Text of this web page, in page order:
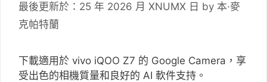
最後更新於：25 年 2026 月 XNUMX 日 by 本·麥
克帕特蘭
下載適用於 vivo iQOO Z7 的 Google Camera，享
受出色的相機質量和良好的 AI 軟件支持。